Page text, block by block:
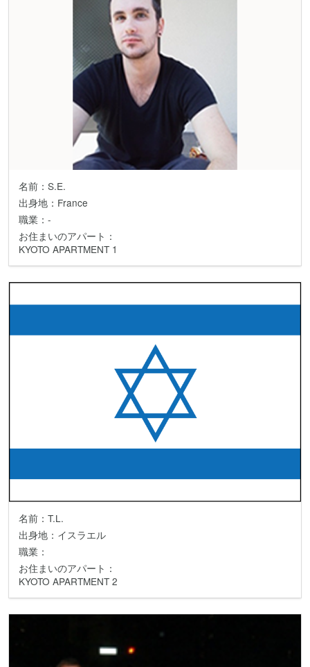
名前：S.E.
出身地：France
職業：-
お住まいのアパート：
KYOTO APARTMENT 1
名前：T.L.
出身地：イスラエル
職業：
お住まいのアパート：
KYOTO APARTMENT 2